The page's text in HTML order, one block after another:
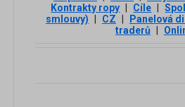
Kontrakty ropy
Cíle
smlouvy)
CZ Panelová
traderů